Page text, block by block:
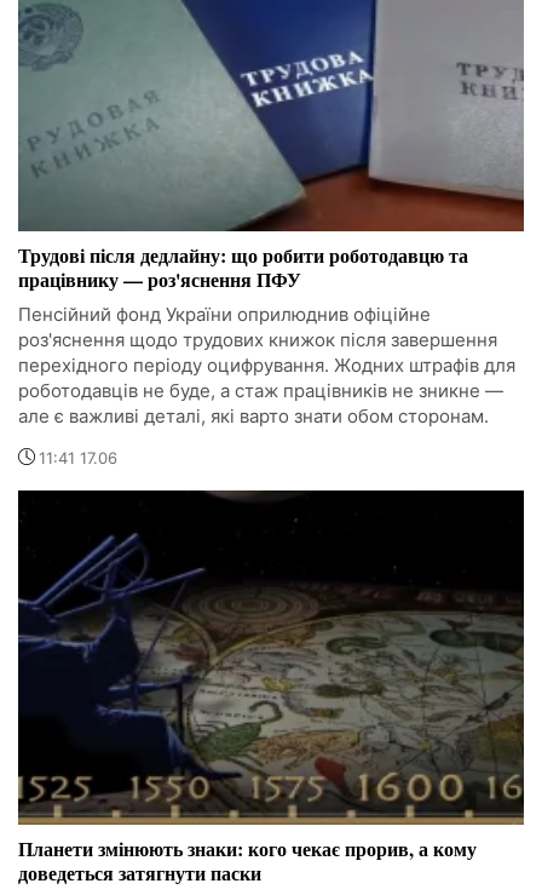
Трудові після дедлайну: що робити роботодавцю та
працівнику — роз'яснення ПФУ
Пенсійний фонд України оприлюднив офіційне
роз'яснення щодо трудових книжок після завершення
перехідного періоду оцифрування. Жодних штрафів для
роботодавців не буде, а стаж працівників не зникне —
але є важливі деталі, які варто знати обом сторонам.
11:41 17.06
Планети змінюють знаки: кого чекає прорив, а кому
доведеться затягнути паски